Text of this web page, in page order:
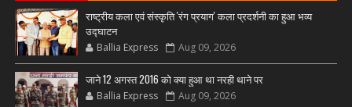
राष्ट्रीय कला एवं संस्कृति 'रंग प्रयाग' कला प्रदर्शनी का हुआ भव्य
उद्घाटन
Ballia Express Aug 09, 2026
जाने 12 अगस्त 2016 को क्या हुआ था नरही थाने पर
Ballia Express Aug 09, 2026